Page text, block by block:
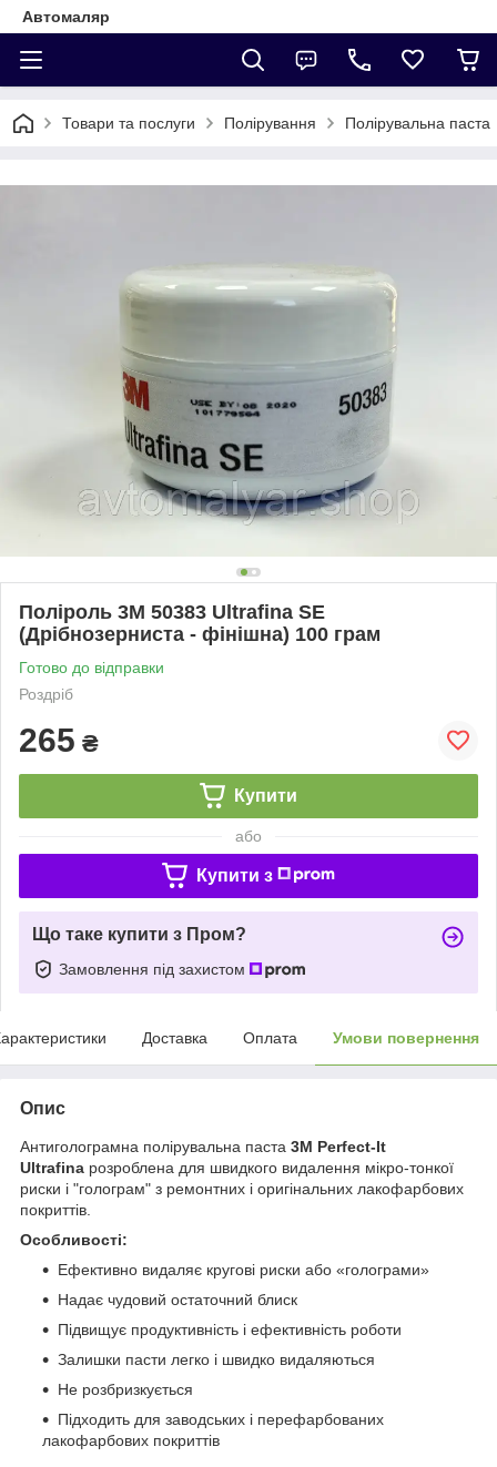
Автомаляр
Товари та послуги Полірування Полірувальна паста
Поліроль 3M 50383 Ultrafina SE
(Дрібнозерниста - фінішна) 100 грам
Готово до відправки
Роздріб
265 ₴
Купити
або
Купити з
Що таке купити з Пром?
Замовлення під захистом
Доставка Оплата Умови повернення
Опис
Антиголограмна полірувальна паста 3M Perfect-It
Ultrafina розроблена для швидкого видалення мікро-тонкої
риски і "голограм" з ремонтних і оригінальних лакофарбових
покриттів.
Особливості:
Ефективно видаляє кругові риски або «голограми»
Надає чудовий остаточний блиск
Підвищує продуктивність і ефективність роботи
Залишки пасти легко і швидко видаляються
Не розбризкується
Підходить для заводських і перефарбованих
лакофарбових покриттів